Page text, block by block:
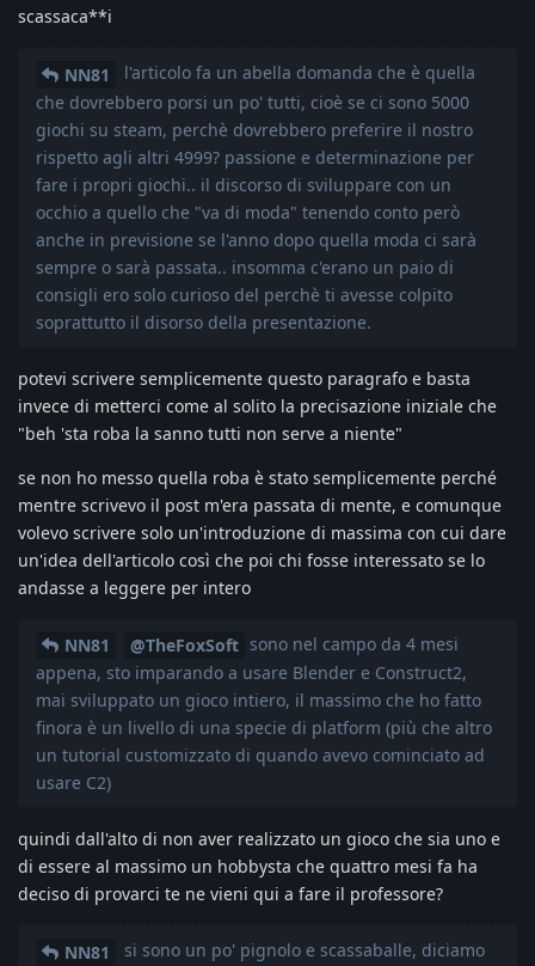
scassaca**i
NN81
l'articolo fa un abella domanda che è quella
che dovrebbero porsi un po' tutti, cioè se ci sono 5000
giochi su steam, perchè dovrebbero preferire il nostro
rispetto agli altri 4999? passione e determinazione per
fare i propri giochi.. il discorso di sviluppare con un
occhio a quello che "va di moda" tenendo conto però
anche in previsione se l'anno dopo quella moda ci sarà
sempre o sarà passata.. insomma c'erano un paio di
consigli ero solo curioso del perchè ti avesse colpito
soprattutto il disorso della presentazione.
potevi scrivere semplicemente questo paragrafo e basta
invece di metterci come al solito la precisazione iniziale che
"beh 'sta roba la sanno tutti non serve a niente"
se non ho messo quella roba è stato semplicemente perché
mentre scrivevo il post m'era passata di mente, e comunque
volevo scrivere solo un'introduzione di massima con cui dare
un'idea dell'articolo così che poi chi fosse interessato se lo
andasse a leggere per intero
NN81 @TheFoxSoft sono nel campo da 4 mesi
appena, sto imparando a usare Blender e Construct2,
mai sviluppato un gioco intiero, il massimo che ho fatto
finora è un livello di una specie di platform (più che altro
un tutorial customizzato di quando avevo cominciato ad
usare C2)
quindi dall'alto di non aver realizzato un gioco che sia uno e
di essere al massimo un hobbysta che quattro mesi fa ha
deciso di provarci te ne vieni qui a fare il professore?
NN81 si sono un po' pignolo e scassaballe, diciamo